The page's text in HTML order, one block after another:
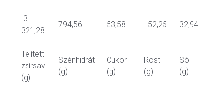
3
321,28
794,56 53,58 52,25 32,94
Telített
zsírsav
(g)
Szénhidrát
(g)
Cukor
(g)
Rost
(g)
Só
(g)